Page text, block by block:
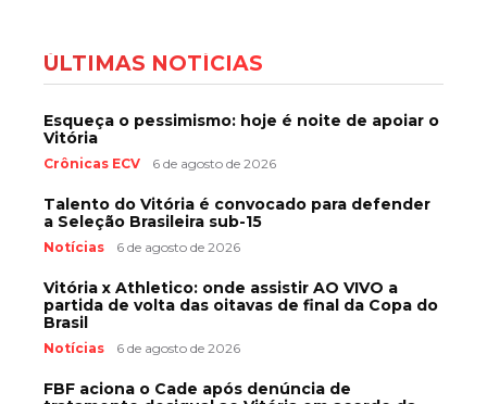
ÚLTIMAS NOTÍCIAS
Esqueça o pessimismo: hoje é noite de apoiar o
Vitória
Crônicas ECV 6 de agosto de 2026
Talento do Vitória é convocado para defender
a Seleção Brasileira sub-15
Notícias 6 de agosto de 2026
Vitória x Athletico: onde assistir AO VIVO a
partida de volta das oitavas de final da Copa do
Brasil
Notícias 6 de agosto de 2026
FBF aciona o Cade após denúncia de